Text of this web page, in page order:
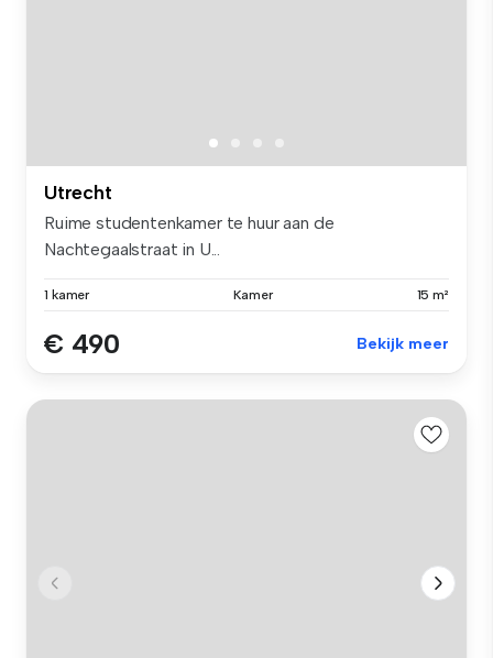
Utrecht
Ruime studentenkamer te huur aan de
Nachtegaalstraat in U...
1 kamer Kamer 15 m²
€ 490 Bekijk meer